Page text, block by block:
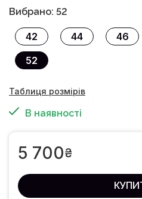
Вибрано: 52
42 44 46
52
Таблиця розмірів
В наявності
5 700₴